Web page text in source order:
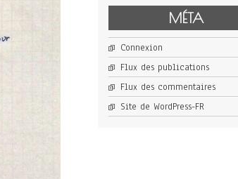
MÉTA
Connexion
Flux des publications
Flux des commentaires
Site de WordPress-FR